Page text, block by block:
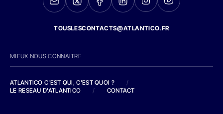
TOUSLESCONTACTS@ATLANTICO.FR
MIEUX NOUS CONNAITRE
ATLANTICO C'EST QUI, C'EST QUOI ?
/
LE RESEAU D'ATLANTICO
/ CONTACT